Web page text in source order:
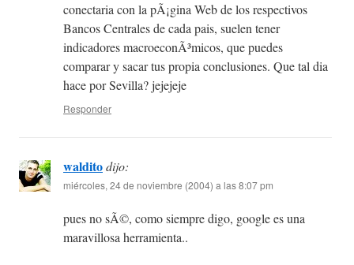
conectaria con la pÃ¡gina Web de los respectivos
Bancos Centrales de cada pais, suelen tener
indicadores macroeconÃ³micos, que puedes
comparar y sacar tus propia conclusiones. Que tal dia
hace por Sevilla? jejejeje
Responder
walditodijo:
miércoles, 24 de noviembre (2004) a las 8:07 pm
pues no sÃ©, como siempre digo, google es una
maravillosa herramienta..